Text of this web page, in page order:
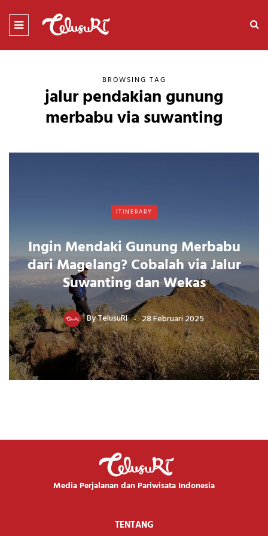
BROWSING TAG
jalur pendakian gunung
merbabu via suwanting
ITINERARY
Ingin Mendaki Gunung Merbabu
dari Magelang? Cobalah via Jalur
Suwanting dan Wekas
ByTelusuRI 28 Februari 2025
Media Perjalanan dan Pariwisata Indonesia
TENTANG